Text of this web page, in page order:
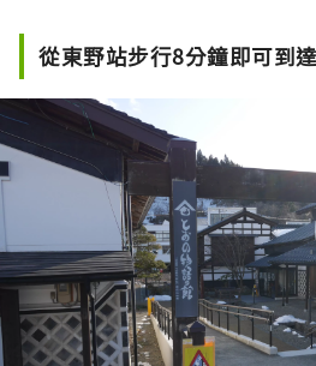
從東野站步行8分鐘即可到